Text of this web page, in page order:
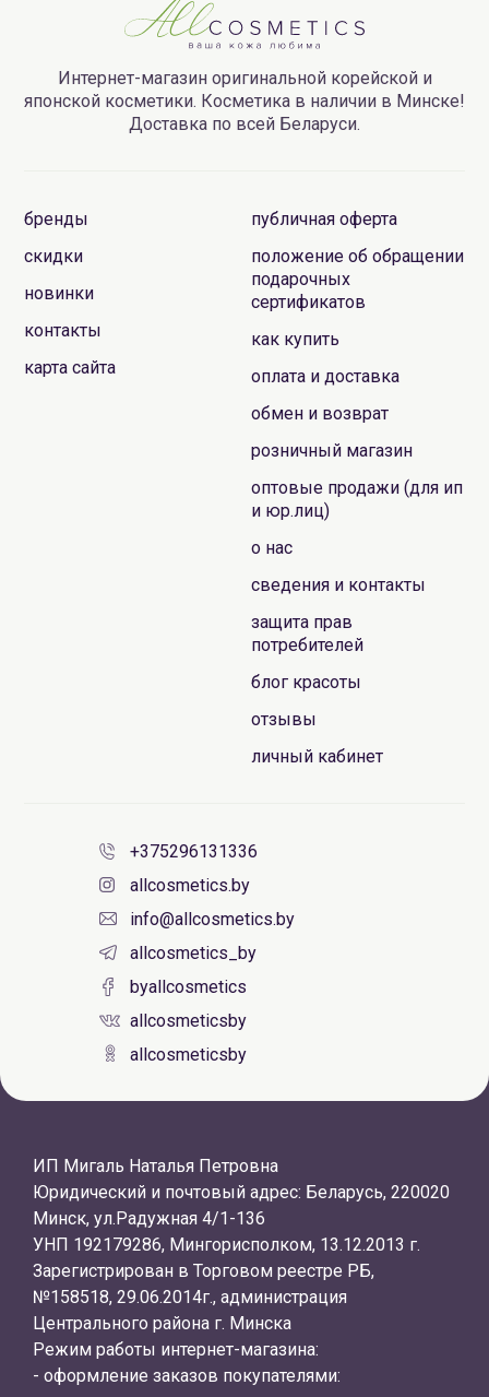
Интернет-магазин оригинальной корейской и
японской косметики. Косметика в наличии в Минске!
Доставка по всей Беларуси.
бренды
скидки
новинки
контакты
карта сайта
публичная оферта
положение об обращении
подарочных
сертификатов
как купить
оплата и доставка
обмен и возврат
розничный магазин
оптовые продажи (для ип
и юр.лиц)
о нас
сведения и контакты
защита прав
потребителей
блог красоты
отзывы
личный кабинет
+375296131336
allcosmetics.by
info@allcosmetics.by
allcosmetics_by
byallcosmetics
allcosmeticsby
allcosmeticsby
ИП Мигаль Наталья Петровна
Юридический и почтовый адрес: Беларусь, 220020
Минск, ул.Радужная 4/1-136
УНП 192179286, Мингорисполком, 13.12.2013 г.
Зарегистрирован в Торговом реестре РБ,
№158518, 29.06.2014г., администрация
Центрального района г. Минска
Режим работы интернет-магазина:
- оформление заказов покупателями: